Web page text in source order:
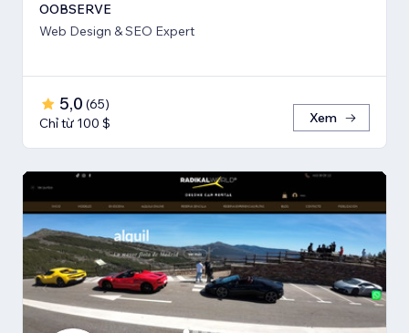
OOBSERVE
Web Design & SEO Expert
5,0 (65)
Chỉ từ 100 $
Xem